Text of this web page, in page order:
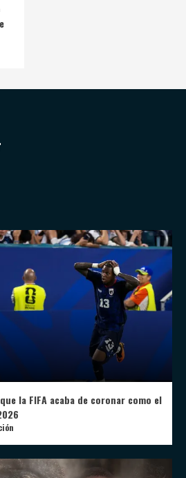
la FIFA acaba de coronar como el